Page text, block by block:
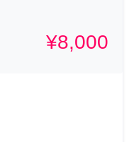
¥8,000